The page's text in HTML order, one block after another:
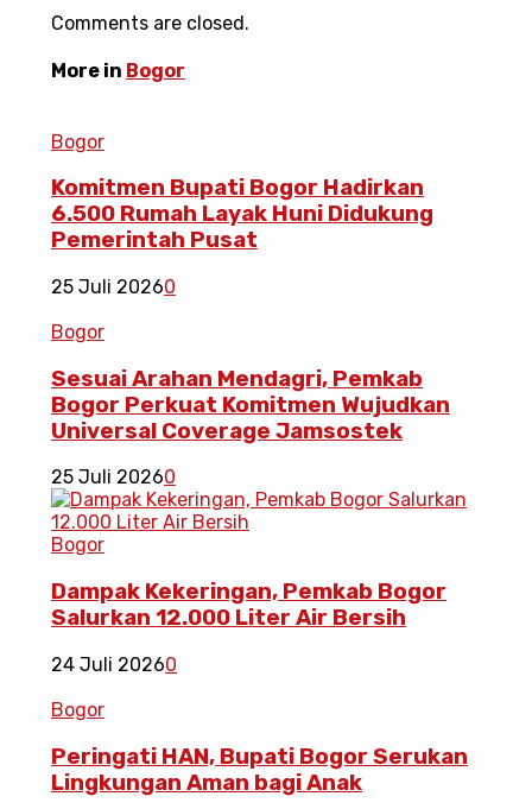
Comments are closed.
More in Bogor
Bogor
Komitmen Bupati Bogor Hadirkan
6.500 Rumah Layak Huni Didukung
Pemerintah Pusat
25 Juli 20260
Bogor
Sesuai Arahan Mendagri, Pemkab
Bogor Perkuat Komitmen Wujudkan
Universal Coverage Jamsostek
25 Juli 20260
Bogor
Dampak Kekeringan, Pemkab Bogor
Salurkan 12.000 Liter Air Bersih
24 Juli 20260
Bogor
Peringati HAN, Bupati Bogor Serukan
Lingkungan Aman bagi Anak